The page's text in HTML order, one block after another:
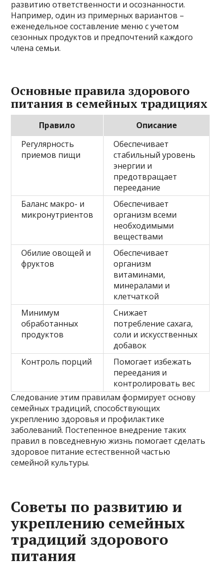
развитию ответственности и осознанности.
Например, один из примерных вариантов –
еженедельное составление меню с учетом
сезонных продуктов и предпочтений каждого
члена семьи.
Основные правила здорового
питания в семейных традициях
Правило
Описание
Регулярность
приемов пищи
Обеспечивает
стабильный уровень
энергии и
предотвращает
переедание
Баланс макро- и
микронутриентов
Обеспечивает
организм всеми
необходимыми
веществами
Обилие овощей и
фруктов
Обеспечивает
организм
витаминами,
минералами и
клетчаткой
Минимум
обработанных
продуктов
Снижает
потребление сахara,
соли и искусственных
добавок
Контроль порций
Помогает избежать
переедания и
контролировать вес
Следование этим правилам формирует основу
семейных традиций, способствующих
укреплению здоровья и профилактике
заболеваний. Постепенное внедрение таких
правил в повседневную жизнь помогает сделать
здоровое питание естественной частью
семейной культуры.
Советы по развитию и
укреплению семейных
традиций здорового
питания